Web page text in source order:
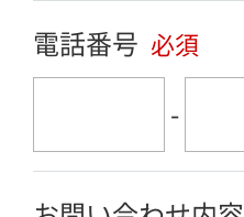
電話番号 必須
-